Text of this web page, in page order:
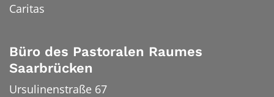
Caritas
Büro des Pastoralen Raumes
Saarbrücken
Ursulinenstraße 67